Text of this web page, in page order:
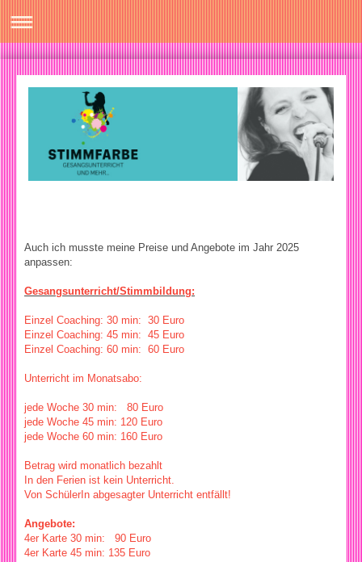
Auch ich musste meine Preise und Angebote im Jahr 2025
anpassen:
Gesangsunterricht/Stimmbildung:
Einzel Coaching: 30 min: 30 Euro
Einzel Coaching: 45 min: 45 Euro
Einzel Coaching: 60 min: 60 Euro
Unterricht im Monatsabo:
jede Woche 30 min: 80 Euro
jede Woche 45 min: 120 Euro
jede Woche 60 min: 160 Euro
Betrag wird monatlich bezahlt
In den Ferien ist kein Unterricht.
Von SchülerIn abgesagter Unterricht entfällt!
Angebote:
4er Karte 30 min: 90 Euro
4er Karte 45 min: 135 Euro